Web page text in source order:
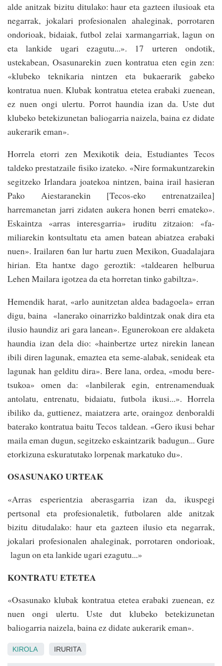
alde an­i­tzak­ bizitu ditulako­: haur eta gazteen ilusioak­ eta
nega­rrak, jokalari profesionalen ahaleginak, po­rro­ta­ren
ondo­rioak, bidaiak, futbol zelai xar­man­ga­rriak, lagun on
eta lankide­ ugari ezagutu...». 17 urte­ren ondotik,
ustekabean, Osa­sunarekin zuen kontratua eten egin zen:
«klubeko teknikaria nintzen eta bukaerarik gabeko
kontratua nuen. Klubak kontratua ete­tea erabaki­ zuenean,
ez nuen­ ongi ulertu. Po­rrot haun­dia izan da. Uste ­dut
klubeko betekizunetan balioga­rria naize­la, baina ez didate
aukera­rik eman».
Horrela etorri zen Me­xi­ko­tik deia, Estudiantes Tecos
taldeko prestatzaile fisiko izateko. «Nire formakuntzarekin
segitzeko Irlan­dara joatekoa nin­tzen, baina irail­ hasieran
Pako Aiesta­ranekin [Tecos-eko en­­tre­natzailea]
harremanetan jarri zidaten aukera­ ho­nen berri emateko».
Es­­kaintza «arras­ interesgarria» iruditu zitzaion: «fa­­
miliare­kin­ kontsultatu eta amen batean abia­tzea­ erabaki
nuen». Irai­laren 6an lur hartu­ zuen Mexikon, Guadalajara
hirian. Eta han­txe­ dago geroztik: «taldearen helburua
Lehen Mailara igo­tzea da eta horretan tinko gabiltza».
Hemendik harat, «arlo aunitzetan aldea bada­goela» erran
digu, baina «lanerako oinarrizko bal­din­tzak onak dira eta
ilusio haundiz ari gara lanean». Egunero­koan ere al­dake­ta
haundia izan dela­ dio: «hainbertze urtez nirekin lanean
ibili diren lagunak, emaz­tea eta seme-alabak, senideak eta
lagunak han gelditu dira»­. Bere lana, ordea, «mo­du be­re­
tsukoa» omen da: «lanbilerak egin, entrenamenduak
antolatu, entrenatu, bidaiatu, fut­bo­la ikusi...». Ho­rre­la
ibiliko da, guttienez, maia­­tzera arte­, orain­goz denboraldi
baterako kontratua baitu Tecos taldean. «Gero ikusi behar
maila eman dugun, segi­tzeko eskaintzarik badugun... Gure
etorkizuna­ es­kuratutako lorpenak mar­ka­tuko du».
OSASUNAKO URTEAK
«Arras esperientzia aberasgarria izan da, ikuspegi
pertsonal eta profesionaletik, futbolaren alde ani­tzak
bizitu ditudalako: haur eta gazteen ilusio eta ne­garrak,
jokalari profesionalen ahaleginak, porrotaren ondorioak,
lagun on eta lankide ugari ezagutu...»
KONTRATU ETETEA
«Osasunako klubak kontratua etetea erabaki zuenean, ez
nuen ongi ulertu. Uste dut klubeko betekizunetan
baliogarria naizela, baina ez didate ­aukerarik eman».
KIROLA IRURITA